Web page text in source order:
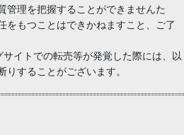
管理を把握することができませんた
をもつことはできかねますこと、ご了
イトでの転売等が発覚した際には、以
することがございます。